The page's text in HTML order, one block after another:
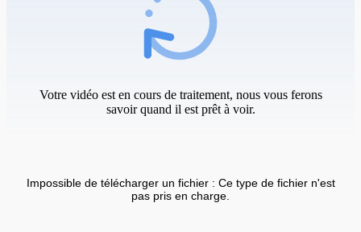
Votre vidéo est en cours de traitement, nous vous ferons
savoir quand il est prêt à voir.
Impossible de télécharger un fichier : Ce type de fichier n'est
pas pris en charge.